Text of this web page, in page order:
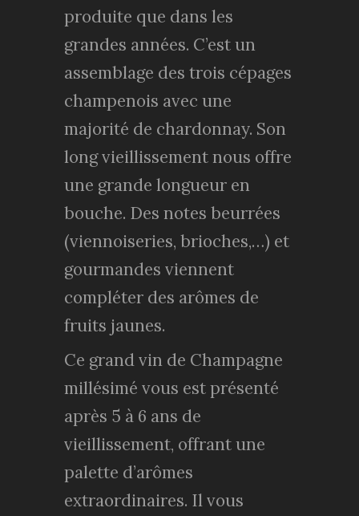
produite que dans les
grandes années. C’est un
assemblage des trois cépages
champenois avec une
majorité de chardonnay. Son
long vieillissement nous offre
une grande longueur en
bouche. Des notes beurrées
(viennoiseries, brioches,…) et
gourmandes viennent
compléter des arômes de
fruits jaunes.
Ce grand vin de Champagne
millésimé vous est présenté
après 5 à 6 ans de
vieillissement, offrant une
palette d’arômes
extraordinaires. Il vous